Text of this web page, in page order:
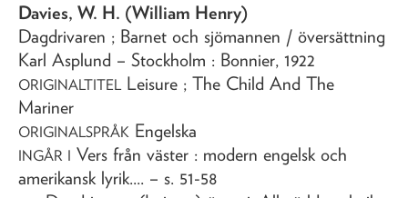
Davies, W. H. (William Henry)
Dagdrivaren ; Barnet och sjömannen / översättning
Karl Asplund – Stockholm : Bonnier, 1922
ORIGINALTITEL Leisure ; The Child And The
Mariner
ORIGINALSPRÅK Engelska
INGÅR I Vers från väster : modern engelsk och
amerikansk lyrik.... – s. 51-58